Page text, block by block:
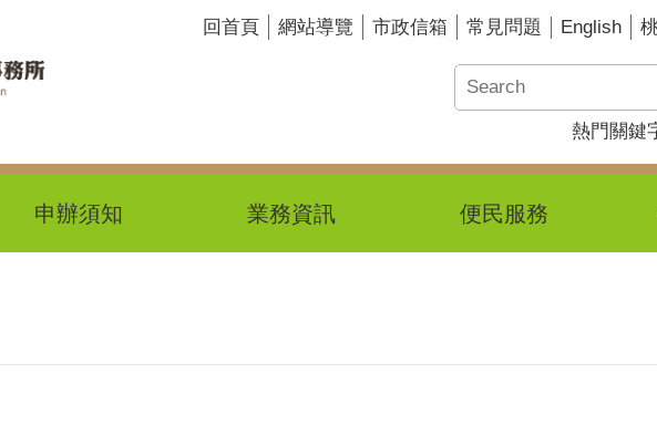
回首頁 網站導覽 市政信箱 常見問題 English
熱門關鍵
申辦須知 業務資訊 便民服務